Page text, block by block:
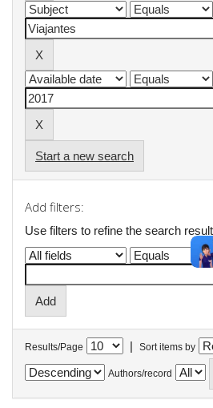
Start a new search
Add filters:
Use filters to refine the search
Results/Page | Sort items by
Authors/record